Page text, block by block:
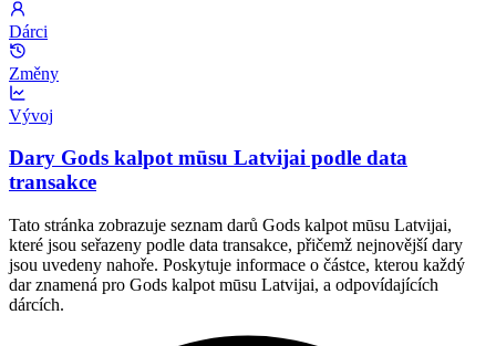
Dárci
Změny
Vývoj
Dary Gods kalpot mūsu Latvijai podle data
transakce
Tato stránka zobrazuje seznam darů Gods kalpot mūsu Latvijai,
které jsou seřazeny podle data transakce, přičemž nejnovější dary
jsou uvedeny nahoře. Poskytuje informace o částce, kterou každý
dar znamená pro Gods kalpot mūsu Latvijai, a odpovídajících
dárcích.